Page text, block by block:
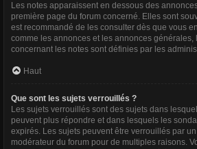
Les notes apparaissent en dessous des
première page du forum concerné. Elles sont
est recommandé de les consulter dès que vous
comme les annonces et les annonces générales,
concernant les notes sont définies par les
Haut
Que sont les sujets verrouillés ?
Les sujets verrouillés sont des sujets dans
peuvent plus répondre et dans lesquels les
expirés. Les sujets peuvent être verrouillés par
modérateur du forum pour de multiples raisons.